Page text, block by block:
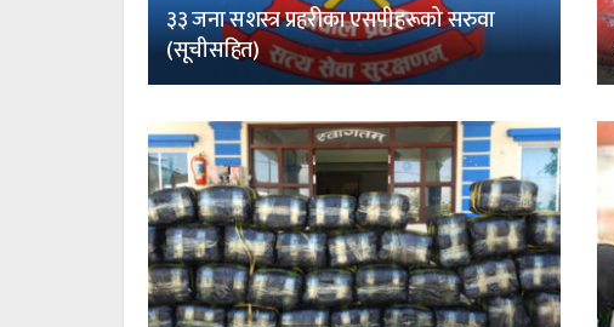
३३ जना सशस्त्र प्रहरीका एसपीहरूको सरुवा
(सूचीसहित)